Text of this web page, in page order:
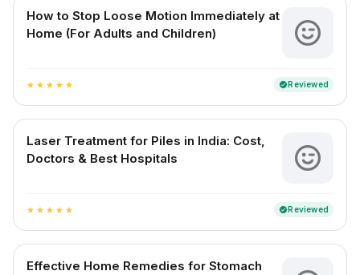
How to Stop Loose Motion Immediately at
Home (For Adults and Children)
star star star star star verifiedReviewed
Laser Treatment for Piles in India: Cost,
Doctors & Best Hospitals
star star star star star verifiedReviewed
Effective Home Remedies for Stomach